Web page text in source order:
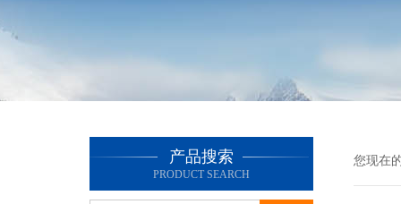
产品搜索
PRODUCT SEARCH
您现在